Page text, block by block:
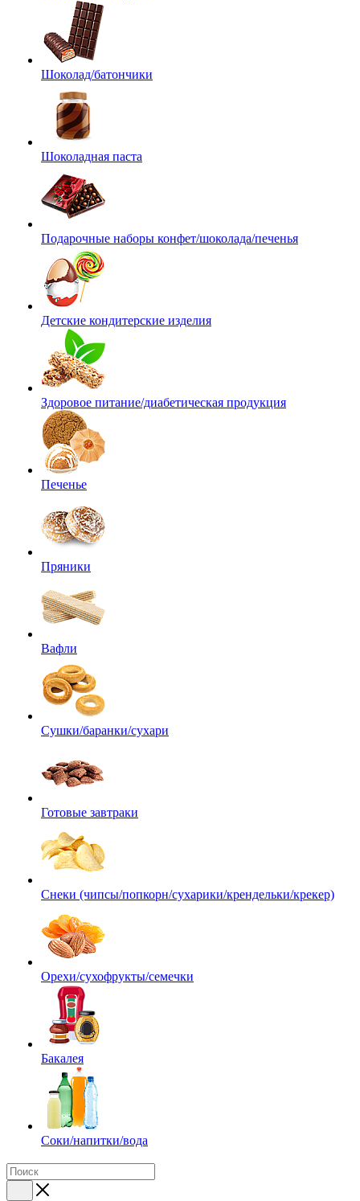
Шоколад/батончики
Шоколадная паста
Подарочные наборы конфет/шоколада/печенья
Детские кондитерские изделия
Здоровое питание/диабетическая продукция
Печенье
Пряники
Вафли
Сушки/баранки/сухари
Готовые завтраки
Снеки (чипсы/попкорн/сухарики/крендельки/крекер)
Орехи/сухофрукты/семечки
Бакалея
Соки/напитки/вода